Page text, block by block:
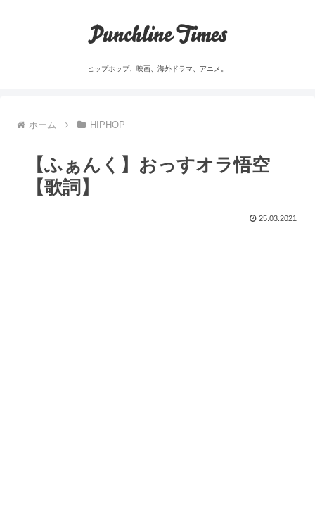
Punchline Times
ヒップホップ、映画、海外ドラマ、アニメ。
ホーム HIPHOP
【ふぁんく】おっすオラ悟空
【歌詞】
25.03.2021